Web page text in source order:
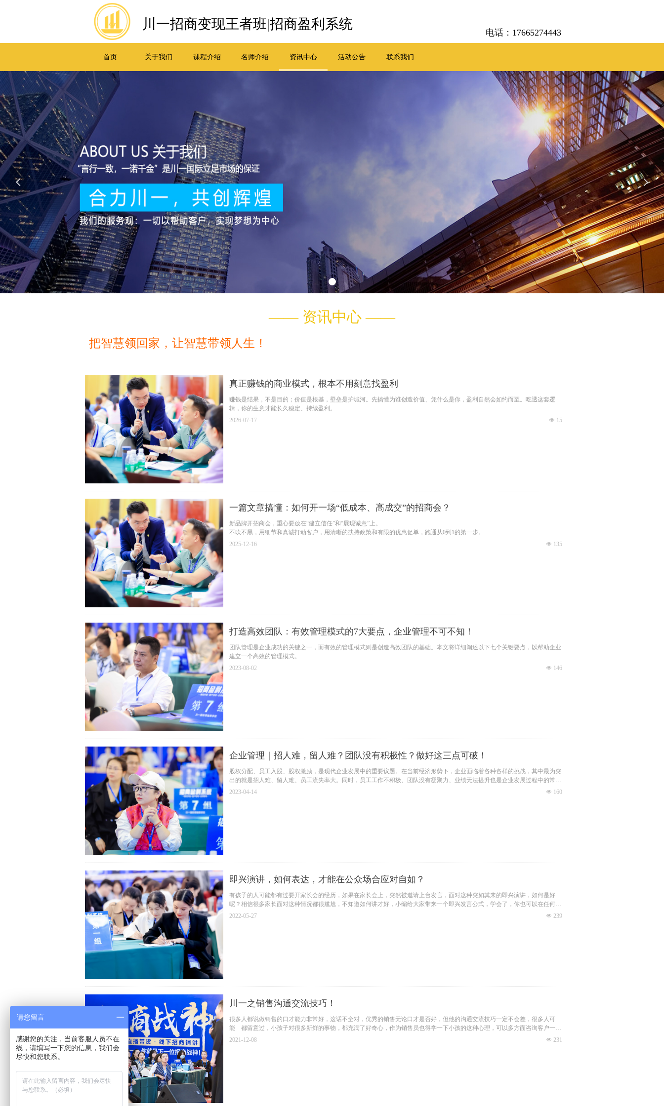
넳 넲
首页 关于我们 课程介绍 名师介绍 资讯中心 活动公告 联系我们
川一招商变现王者班|招商盈利系统
电话：17665274443
—— 资讯中心 ——
真正赚钱的商业模式，根本不用刻意找盈利
赚钱是结果，不是目的；价值是根基，壁垒是护城河。先搞懂为谁创造价值、凭什么是你，盈利自然会如约而至。吃透这套逻
辑，你的生意才能长久稳定、持续盈利。
넶 15
2026-07-17
一篇文章搞懂：如何开一场“低成本、高成交”的招商会？
新品牌开招商会，重心要放在“建立信任”和“展现诚意”上。
不吹不黑，用细节和真诚打动客户，用清晰的扶持政策和有限的优惠促单，跑通从0到1的第一步。
넶 135
2025-12-16
打造高效团队：有效管理模式的7大要点，企业管理不可不知！
团队管理是企业成功的关键之一，而有效的管理模式则是创造高效团队的基础。本文将详细阐述以下七个关键要点，以帮助企业
建立一个高效的管理模式。
넶 146
2023-08-02
企业管理｜招人难，留人难？团队没有积极性？做好这三点可破！
股权分配、员工入股、股权激励，是现代企业发展中的重要议题。在当前经济形势下，企业面临着各种各样的挑战，其中最为突
出的就是招人难、留人难、员工流失率大。同时，员工工作不积极、团队没有凝聚力、业绩无法提升也是企业发展过程中的常见
问题。
넶 160
2023-04-14
即兴演讲，如何表达，才能在公众场合应对自如？
有孩子的人可能都有过要开家长会的经历，如果在家长会上，突然被邀请上台发言，面对这种突如其来的即兴演讲，如何是好
呢？相信很多家长面对这种情况都很尴尬，不知道如何讲才好，小编给大家带来一个即兴发言公式，学会了，你也可以在任何场
合发表即兴演讲，并且还能惊艳全场．
넶 239
2022-05-27
川一之销售沟通交流技巧！
很多人都说做销售的口才能力非常好，这话不全对，优秀的销售无论口才是否好，但他的沟通交流技巧一定不会差，很多人可
能 都留意过，小孩子对很多新鲜的事物，都充满了好奇心，作为销售员也得学一下小孩的这种心理，可以多方面咨询客户一些
问题，这些问题在面见客户之前把这些问题都整理好，见到客户时就能做到心里有数，为了帮助新手小白销售员提升沟通交流技
넶 231
2021-12-08
把智慧领回家，让智慧带领人生！
请您留言
感谢您的关注，当前客服人员不在
线，请填写一下您的信息，我们会
尽快和您联系。